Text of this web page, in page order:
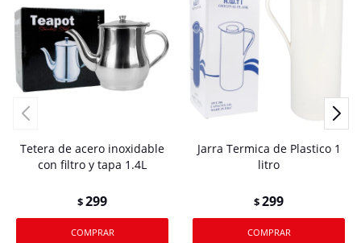
Tetera de acero inoxidable
con filtro y tapa 1.4L
$299
Jarra Termica de Plastico 1
litro
$299